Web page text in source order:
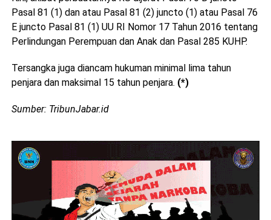
Pasal 81 (1) dan atau Pasal 81 (2) juncto (1) atau Pasal 76
E juncto Pasal 81 (1) UU RI Nomor 17 Tahun 2016 tentang
Perlindungan Perempuan dan Anak dan Pasal 285 KUHP.
Tersangka juga diancam hukuman minimal lima tahun
penjara dan maksimal 15 tahun penjara. (*)
Sumber: TribunJabar.id